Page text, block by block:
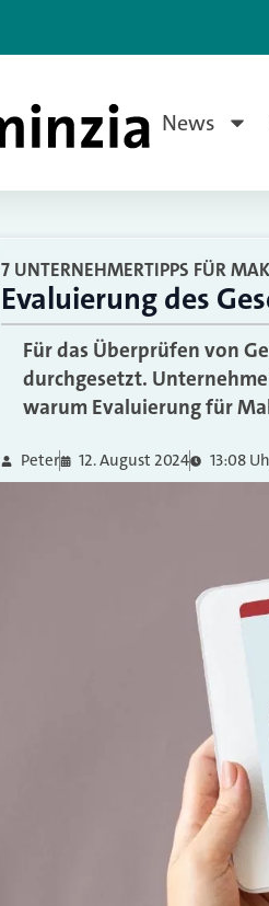
News
7 UNTERNEHMERTIPPS FÜR
Evaluierung des
Für das Überprüfen von
durchgesetzt.
warum Evaluierung für
Peter 12. August 2024 13:08